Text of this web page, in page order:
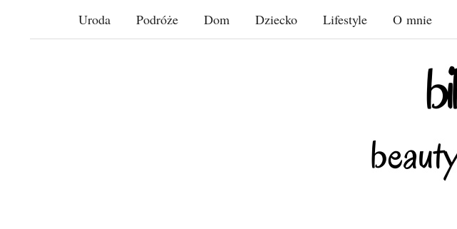
Uroda Podróże Dom Dziecko Lifestyle O mnie